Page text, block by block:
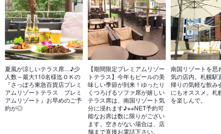
夏風が涼しいテラス席…♪少
人数～最大110名様迄ＯＫの
『さっぽろ東急百貨店プレミ
アムリゾートテラス　プレミ
アムリゾート』お早めのご予
約が◎
【期間限定プレミアムリゾー
トテラス】今年もビールの美
味しい季節が到来！ゆったり
くつろげるソファ席が嬉しい
テラス席は、南国リゾート気
分に浸れます♪※※NET予約可
能なお席は数に限りがござい
ます。空きがない場合は、店
舗まで直接お電話下さい。
南国リゾートを思
気の店内。札幌駅
帰りの気軽な飲み
にもオススメ。札
を楽しんで。